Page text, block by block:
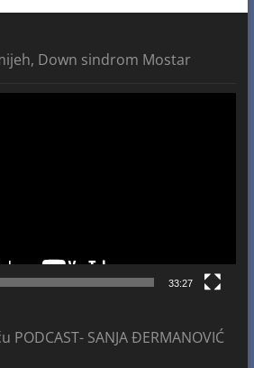
Down sindrom Mostar
33:27
SANJA ĐERMANOVIĆ